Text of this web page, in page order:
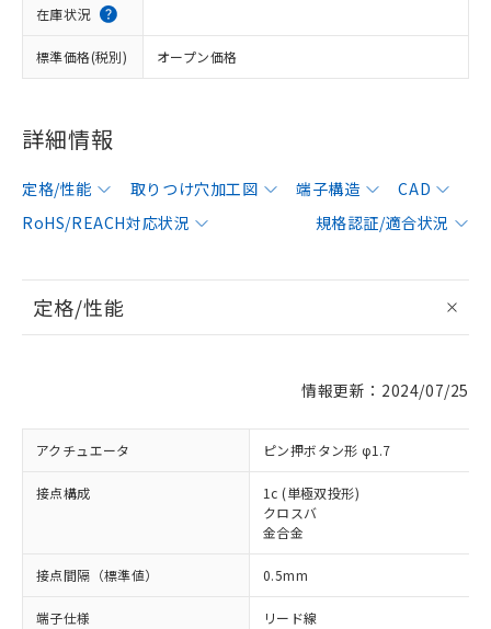
在庫状況
標準価格(税別) オープン価格
詳細情報
定格/性能 取りつけ穴加工図 端子構造
CAD
RoHS/REACH対応状況
規格認証/適合状況
定格/性能
情報更新：2024/07/25
アクチュエータ ピン押ボタン形 φ1.7
接点構成
1c (単極双投形)
クロスバ
金合金
接点間隔（標準値） 0.5mm
端子仕様 リード線